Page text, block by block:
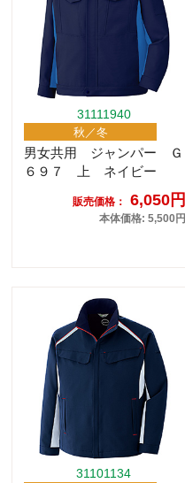
31111940
秋／冬
男女共用 ジャンパー Ｇ
６９７ 上 ネイビー
販売価格： 6,050円
本体価格: 5,500円
31101134